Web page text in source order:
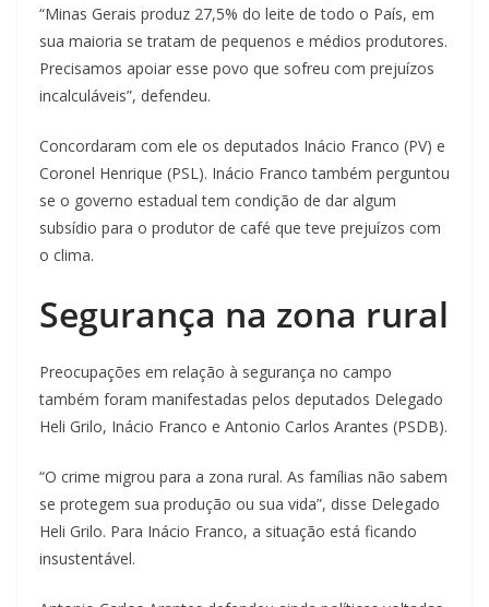
“Minas Gerais produz 27,5% do leite de todo o País, em
sua maioria se tratam de pequenos e médios produtores.
Precisamos apoiar esse povo que sofreu com prejuízos
incalculáveis”, defendeu.
Concordaram com ele os deputados Inácio Franco (PV) e
Coronel Henrique (PSL). Inácio Franco também perguntou
se o governo estadual tem condição de dar algum
subsídio para o produtor de café que teve prejuízos com
o clima.
Segurança na zona rural
Preocupações em relação à segurança no campo
também foram manifestadas pelos deputados Delegado
Heli Grilo, Inácio Franco e Antonio Carlos Arantes (PSDB).
“O crime migrou para a zona rural. As famílias não sabem
se protegem sua produção ou sua vida”, disse Delegado
Heli Grilo. Para Inácio Franco, a situação está ficando
insustentável.